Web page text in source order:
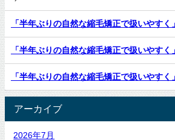
「半年ぶりの自然な縮毛矯正で扱いやすく」
「半年ぶりの自然な縮毛矯正で扱いやすく」
「半年ぶりの自然な縮毛矯正で扱いやすく」
アーカイブ
2026年7月